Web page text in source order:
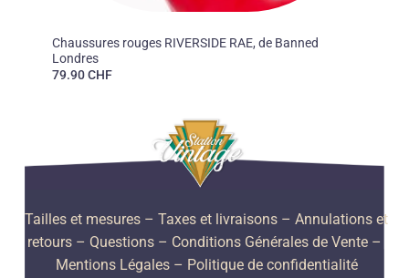
Chaussures rouges RIVERSIDE RAE, de Banned
Londres
79.90CHF
Tailles et mesures – Taxes et livraisons – Annulations et
retours – Questions – Conditions Générales de Vente –
Mentions Légales – Politique de confidentialité